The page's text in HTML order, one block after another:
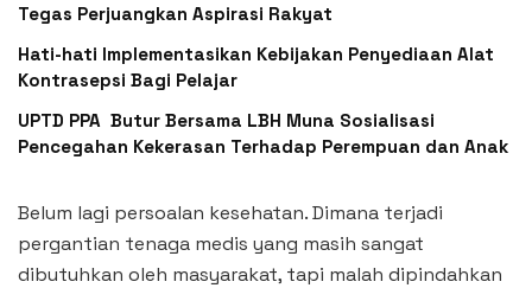
Tegas Perjuangkan Aspirasi Rakyat
Hati-hati Implementasikan Kebijakan Penyediaan Alat
Kontrasepsi Bagi Pelajar
UPTD PPA Butur Bersama LBH Muna Sosialisasi
Pencegahan Kekerasan Terhadap Perempuan dan Anak
Belum lagi persoalan kesehatan. Dimana terjadi
pergantian tenaga medis yang masih sangat
dibutuhkan oleh masyarakat, tapi malah dipindahkan